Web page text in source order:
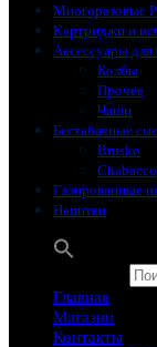
Многоразовые
Картриджи и
Аксессуары для
Колбы
Прочее
Чаши
Бестабачные
Brusko
Chabacco
Газированные
Напитки
Главная
Магазин
Контакты